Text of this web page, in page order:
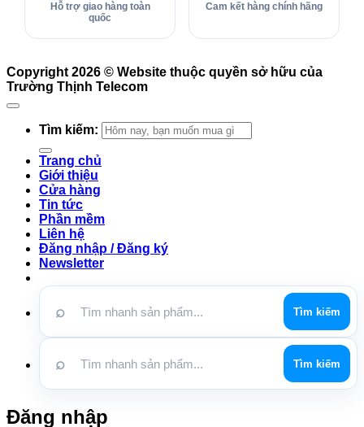
Hỗ trợ giao hàng toàn
quốc
Cam kết hàng chính hãng
Copyright 2026 © Website thuộc quyền sở hữu của
Trường Thịnh Telecom
Tìm kiếm:
Trang chủ
Giới thiệu
Cửa hàng
Tin tức
Phần mềm
Liên hệ
Đăng nhập / Đăng ký
Newsletter
⌕ Tìm kiếm
⌕ Tìm kiếm
Đăng nhập